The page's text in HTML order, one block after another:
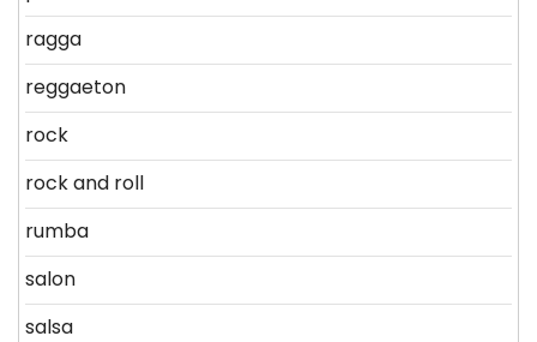
ragga
reggaeton
rock
rock and roll
rumba
salon
salsa